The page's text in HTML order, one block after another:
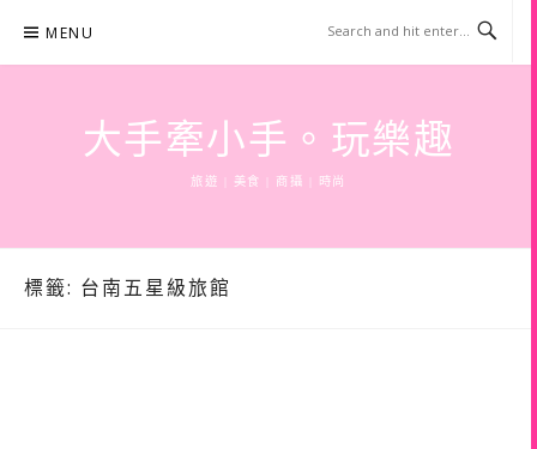
content
MENU
大手牽小手。玩樂趣
旅遊 | 美食 | 商攝 | 時尚
標籤: 台南五星級旅館